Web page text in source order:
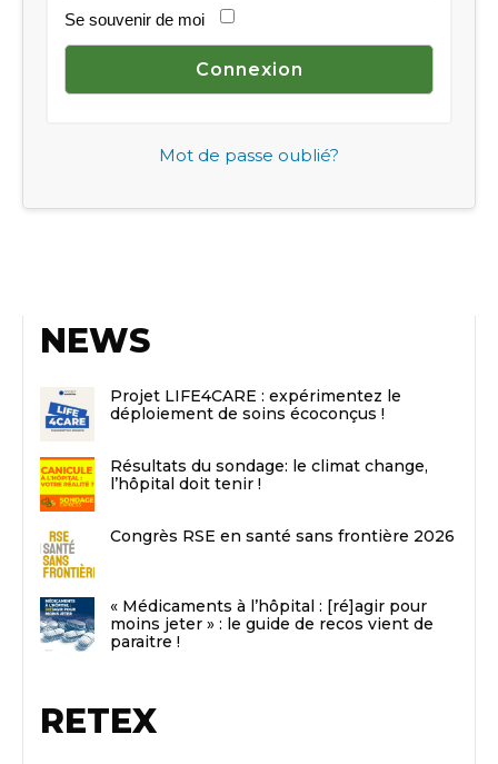
Se souvenir de moi
Mot de passe oublié?
NEWS
Projet LIFE4CARE : expérimentez le
déploiement de soins écoconçus !
Résultats du sondage: le climat change,
l’hôpital doit tenir !
Congrès RSE en santé sans frontière 2026
« Médicaments à l’hôpital : [ré]agir pour
moins jeter » : le guide de recos vient de
paraitre !
RETEX